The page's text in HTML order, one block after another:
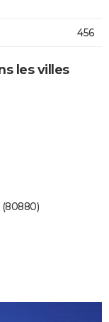
456
les villes